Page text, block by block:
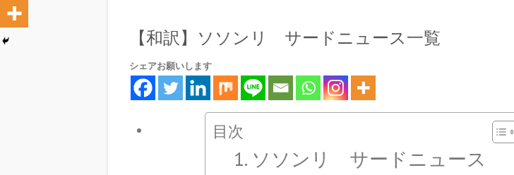
【和訳】ソソンリ サードニュース一覧
シェアお願いします
目次
ソソンリ サードニュース